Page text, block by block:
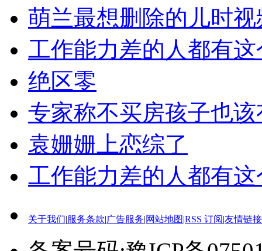
萌兰最想删除的儿时视
工作能力差的人都有
绝区零
专家称不买房孩子也
袁姗姗上恋综了
工作能力差的人都有
关于我们|服务条款|广告服务|网站地图|RSS 订阅|友情链接